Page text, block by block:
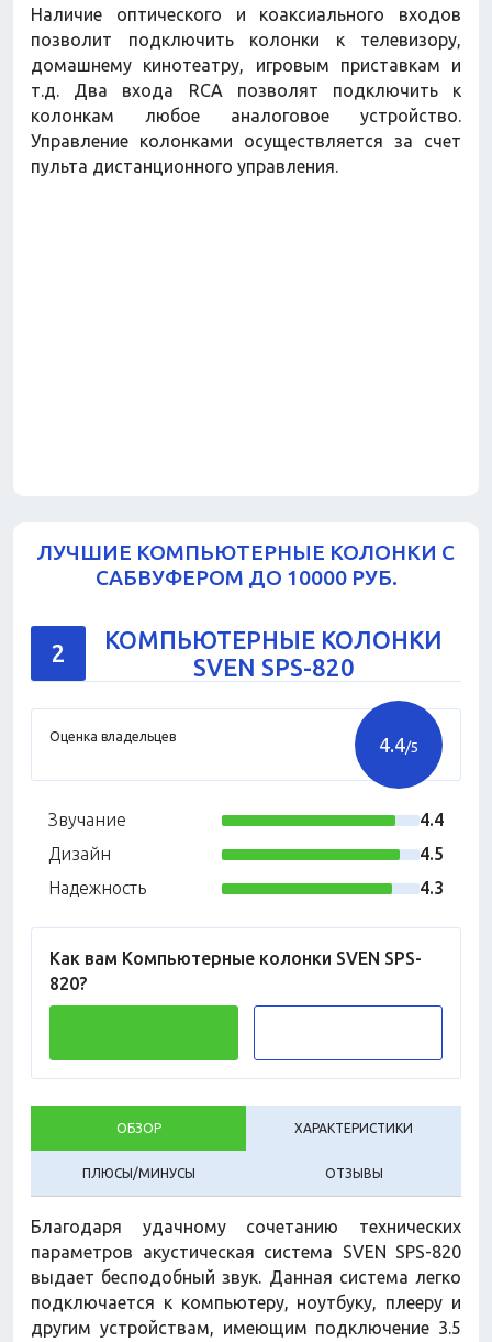
Наличие оптического и коаксиального входов
позволит подключить колонки к телевизору,
домашнему кинотеатру, игровым приставкам и
т.д. Два входа RCA позволят подключить к
колонкам любое аналоговое устройство.
Управление колонками осуществляется за счет
пульта дистанционного управления.
ЛУЧШИЕ КОМПЬЮТЕРНЫЕ КОЛОНКИ С
САБВУФЕРОМ ДО 10000 РУБ.
2
КОМПЬЮТЕРНЫЕ КОЛОНКИ
SVEN SPS-820
Оценка владельцев 4.4/5
Звучание
4.4
Дизайн
4.5
Надежность
4.3
Как вам Компьютерные колонки SVEN SPS-
820?
ОБЗОР ХАРАКТЕРИСТИКИ
ПЛЮСЫ/МИНУСЫ ОТЗЫВЫ
Благодаря удачному сочетанию технических
параметров акустическая система SVEN SPS-820
выдает бесподобный звук. Данная система легко
подключается к компьютеру, ноутбуку, плееру и
другим устройствам, имеющим подключение 3.5